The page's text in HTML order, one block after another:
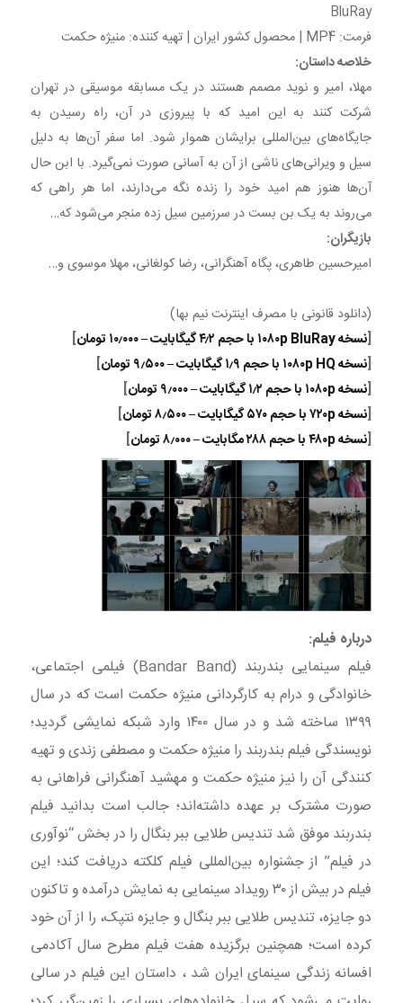
BluRay
فرمت: MP4 | محصول کشور ایران | تهیه‎ کننده: منیژه حکمت
خلاصه داستان:
مهلا، امیر و نوید مصمم هستند در یک مسابقه موسیقی در تهران
شرکت کنند به این امید که با پیروزی در آن، راه رسیدن به
جایگاه‌های بین‌المللی برایشان هموار شود. اما سفر آن‌ها به دلیل
سیل و ویرانی‌های ناشی از آن به آسانی صورت نمی‌گیرد. با ابن حال
آن‌ها هنوز هم امید خود را زنده نگه می‌دارند، اما هر راهی که
می‌روند به یک بن بست در سرزمین سیل زده منجر می‌شود که…
بازیگران:
امیرحسین طاهری، پگاه آهنگرانی، رضا کولغانی، مهلا موسوی و…
(دانلود قانونی با مصرف اینترنت نیم بها)
[نسخه ۱۰۸۰p BluRay با حجم ۴٫۲ گیگابایت – ۱۰٫۰۰۰ تومان
]
[نسخه ۱۰۸۰p HQ با حجم ۱٫۹ گیگابایت – ۹٫۵۰۰ تومان
]
[نسخه ۱۰۸۰p با حجم ۱٫۲ گیگابایت – ۹٫۰۰۰ تومان
]
[نسخه ۷۲۰p با حجم ۵۷۰ گیگابایت – ۸٫۵۰۰ تومان
]
[نسخه ۴۸۰p با حجم ۲۸۸ مگابایت – ۸٫۰۰۰ تومان ]
درباره فیلم:
فیلم سینمایی بندربند (Bandar Band) فیلمی اجتماعی،
خانوادگی و درام به کارگردانی منیژه حکمت است که در سال
۱۳۹۹ ساخته شد و در سال ۱۴۰۰ وارد شبکه نمایشی گردید؛
نویسندگی فیلم بندربند را منیژه حکمت و مصطفی زندی و تهیه
کنندگی آن را نیز منیژه حکمت و مهشید آهنگرانی فراهانی به
صورت مشترک بر عهده داشته‌‌اند؛ جالب است بدانید فیلم
بندربند موفق شد تندیس طلایی ببر بنگال را در بخش “نوآوری
در فیلم” از جشنواره بین‌المللی فیلم کلکته دریافت کند؛ این
فیلم در بیش از ۳۰ رویداد سینمایی به نمایش درآمده و تاکنون
دو جایزه، تندیس طلایی ببر بنگال و جایزه نتپک، را از آن خود
کرده است؛ همچنین برگزیده هفت فیلم مطرح سال آکادمی
افسانه زندگی سینمای ایران شد ، داستان این فیلم در سالی